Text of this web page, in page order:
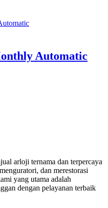
Automatic
arloji ternama dan terpercaya
dan merestorasi
yang utama adalah
dengan pelayanan terbaik